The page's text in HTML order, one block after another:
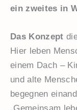
ein zweites in
Das Konzept
Hier leben
einem Dach –
und alte
begegnen